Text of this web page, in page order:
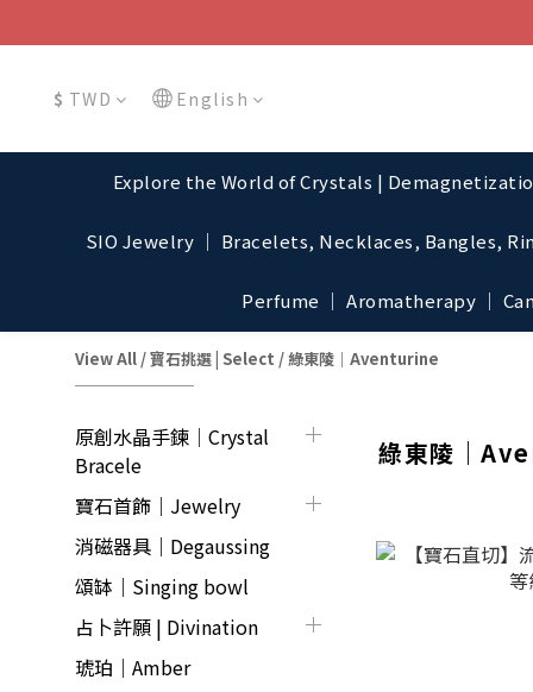
$ TWD English
Explore the World of Crystals |
SIO Jewelry │ Bracelets, Necklaces, Bangles,
Perfume │ Aromatherapy │
View All /寶石挑選 | Select /綠東陵｜Aventurine
原創水晶手鍊│Crystal
Bracele
寶石首飾｜Jewelry
消磁器具｜Degaussing
頌缽｜Singing bowl
占卜許願 | Divination
琥珀｜Amber
綠東陵｜